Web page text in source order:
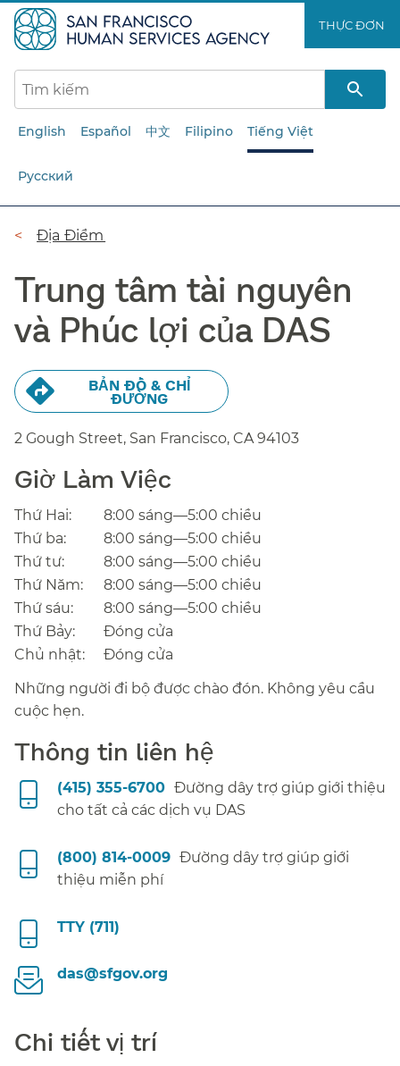
đến
nội
dung
THỰC ĐƠN​​
English Español 中文 Filipino Tiếng Việt
Русский
Đường
Địa Điểm​​
Trung tâm tài nguyên
và Phúc lợi của DAS​​
BẢN ĐỒ & CHỈ
ĐƯỜNG​​
2 Gough Street, San Francisco, CA 94103
Giờ Làm Việc​​
Thứ Hai:​​
8:00 sáng—5:00 chiều​​
Thứ ba:​​
8:00 sáng—5:00 chiều​​
Thứ tư:​​
8:00 sáng—5:00 chiều​​
Thứ Năm:​​
8:00 sáng—5:00 chiều​​
Thứ sáu:​​
8:00 sáng—5:00 chiều​​
Thứ Bảy:​​
Đóng cửa​​
Chủ nhật:​​
Đóng cửa​​
Những người đi bộ được chào đón. Không yêu cầu
cuộc hẹn.​​
Thông tin liên hệ​​
(415) 355-6700​​ Đường dây trợ giúp giới thiệu
cho tất cả các dịch vụ DAS​​
(800) 814-0009​​ Đường dây trợ giúp giới
thiệu miễn phí​​
TTY (711)​​
das@sfgov.org​​
Chi tiết vị trí​​